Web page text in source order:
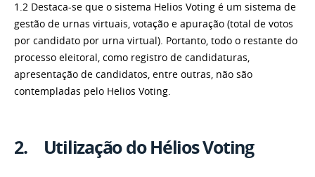
1.2 Destaca-se que o sistema Helios Voting é um sistema de
gestão de urnas virtuais, votação e apuração (total de votos
por candidato por urna virtual). Portanto, todo o restante do
processo eleitoral, como registro de candidaturas,
apresentação de candidatos, entre outras, não são
contempladas pelo Helios Voting.
2. Utilização do Hélios Voting